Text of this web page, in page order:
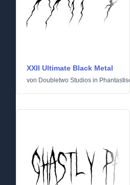
XXII Ultimate Black Metal
von Doubletwo Studios in